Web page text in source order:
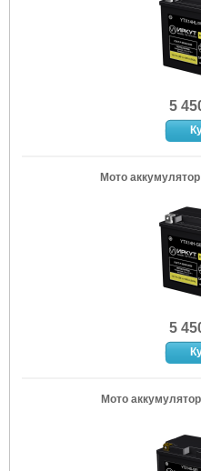
5
Мото
5
Мото